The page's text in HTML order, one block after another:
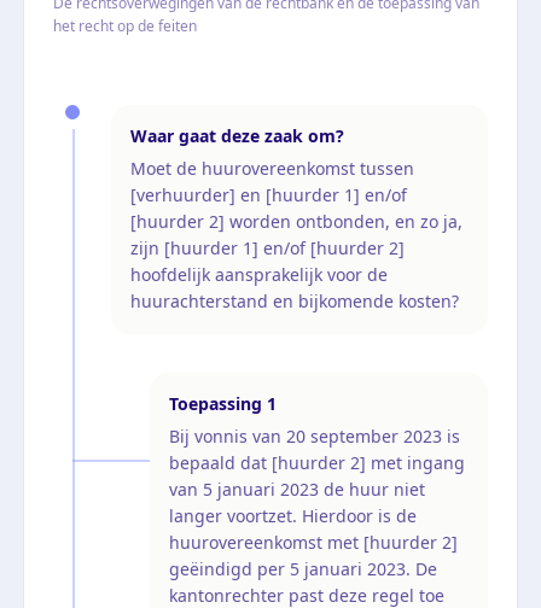
het recht op de feiten
Waar gaat deze zaak om?
Moet de huurovereenkomst tussen
[verhuurder] en [huurder 1] en/of
[huurder 2] worden ontbonden, en zo ja,
zijn [huurder 1] en/of [huurder 2]
hoofdelijk aansprakelijk voor de
huurachterstand en bijkomende kosten?
Toepassing 1
Bij vonnis van 20 september 2023 is
bepaald dat [huurder 2] met ingang
van 5 januari 2023 de huur niet
langer voortzet. Hierdoor is de
huurovereenkomst met [huurder 2]
geëindigd per 5 januari 2023. De
kantonrechter past deze regel toe